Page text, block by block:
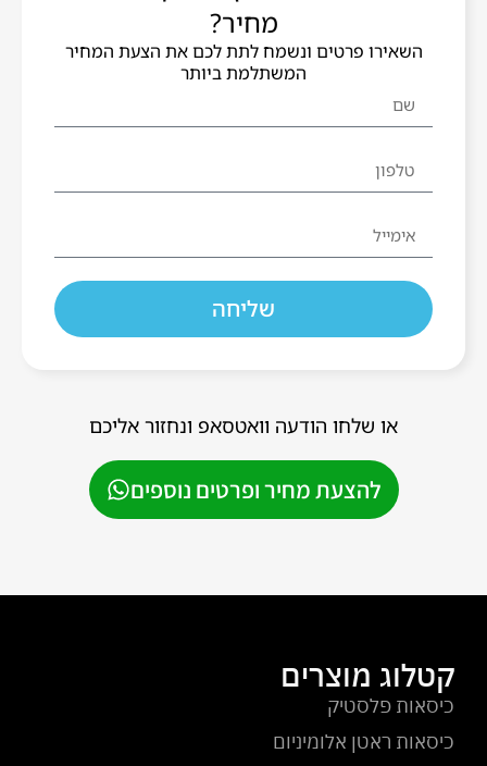
מחיר?
השאירו פרטים ונשמח לתת לכם את הצעת המחיר
המשתלמת ביותר
שליחה
או שלחו הודעה וואטסאפ ונחזור אליכם
להצעת מחיר ופרטים נוספים
קטלוג מוצרים
כיסאות פלסטיק
כיסאות ראטן אלומיניום